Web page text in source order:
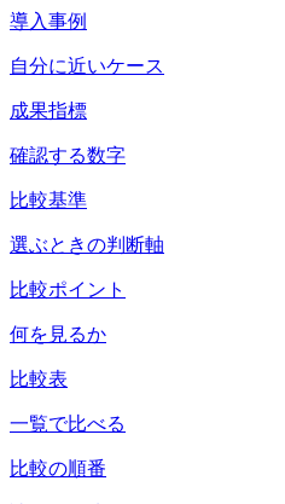
導入事例
自分に近いケース
成果指標
確認する数字
比較基準
選ぶときの判断軸
比較ポイント
何を見るか
比較表
一覧で比べる
比較の順番